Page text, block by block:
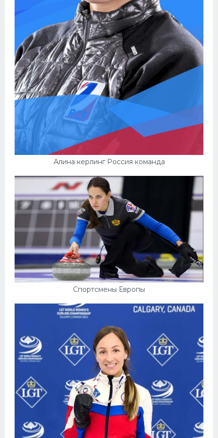
Алина керлинг Россия команда
Спортсмены Европы